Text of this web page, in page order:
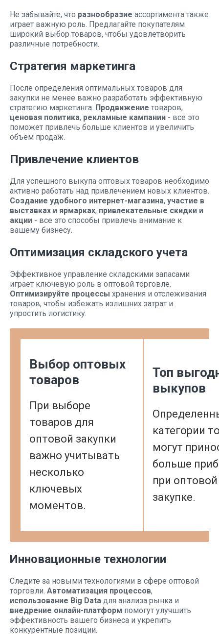
Не забывайте, что разнообразие ассортимента также
играет важную роль. Предлагайте покупателям
широкий выбор товаров, чтобы удовлетворить
различные потребности.
Стратегия маркетинга
После определения оптимальных товаров для
закупки не менее важно разработать эффективную
стратегию маркетинга. Продвижение товаров,
ценовая политика, рекламные кампании - все это
поможет привлечь больше клиентов и увеличить
объем продаж.
Привлечение клиентов
Для успешного выкупа оптовых товаров необходимо
активно работать над привлечением новых клиентов.
Создание удобного интернет-магазина, участие в
выставках и ярмарках, привлекательные скидки и
акции - все это способы привлечь внимание к
вашему бизнесу.
Оптимизация складского учета
Эффективное управление складскими запасами
играет ключевую роль в оптовой торговле.
Оптимизируйте процессы хранения и отслеживания
товаров, чтобы избежать излишних затрат и
упростить логистику.
Выбор оптовых
товаров
При выборе
товаров для
оптовой закупки
важно учитывать
несколько
ключевых
моментов.
Топ
выкупов
категории
могут
больше
при оптовой
закупке.
Инновационные технологии
Следите за новыми технологиями в сфере оптовой
торговли. Автоматизация процессов,
использование Big Data для анализа рынка и
внедрение онлайн-платформ помогут улучшить
эффективность вашего бизнеса и укрепить
конкурентные позиции.